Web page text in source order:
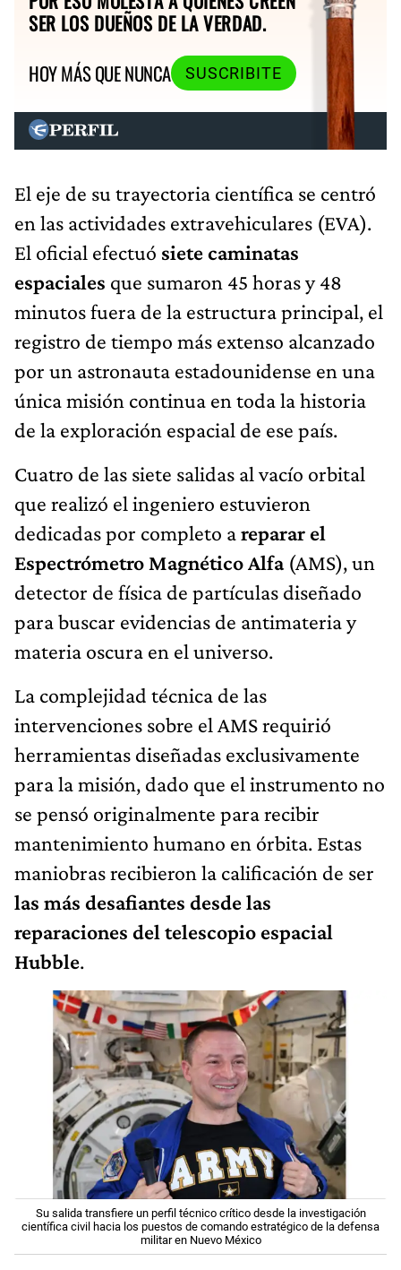
SER LOS DUEÑOS DE LA VERDAD.
HOY MÁS QUE NUNCA
SUSCRIBITE
El eje de su trayectoria científica se centró
en las actividades extravehiculares (EVA).
El oficial efectuó siete caminatas
espaciales que sumaron 45 horas y 48
minutos fuera de la estructura principal, el
registro de tiempo más extenso alcanzado
por un astronauta estadounidense en una
única misión continua en toda la historia
de la exploración espacial de ese país.
Cuatro de las siete salidas al vacío orbital
que realizó el ingeniero estuvieron
dedicadas por completo areparar el
Espectrómetro Magnético Alfa(AMS), un
detector de física de partículas diseñado
para buscar evidencias de antimateria y
materia oscura en el universo.
La complejidad técnica de las
intervenciones sobre el AMS requirió
herramientas diseñadas exclusivamente
para la misión, dado que el instrumento no
se pensó originalmente para recibir
mantenimiento humano en órbita. Estas
maniobras recibieron la calificación de ser
las más desafiantes desde las
reparaciones del telescopio espacial
Hubble.
Su salida transfiere un perfil técnico crítico desde la investigación
científica civil hacia los puestos de comando estratégico de la defensa
militar en Nuevo México